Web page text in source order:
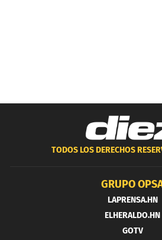
TODOS LOS DERECHOS
GRUPO
LAPRENSA.HN
ELHERALDO.HN
GOTV